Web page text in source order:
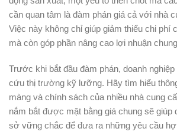
cần quan tâm là đàm phán giá cả với nhà
Việc này không chỉ giúp giảm thiểu chi phí
mà còn góp phần nâng cao lợi nhuận
Trước khi bắt đầu đàm phán, doanh
cứu thị trường kỹ lưỡng. Hãy tìm hiểu
màng và chính sách của nhiều nhà cung
nắm bắt được mặt bằng giá chung sẽ giúp
sở vững chắc để đưa ra những yêu cầu